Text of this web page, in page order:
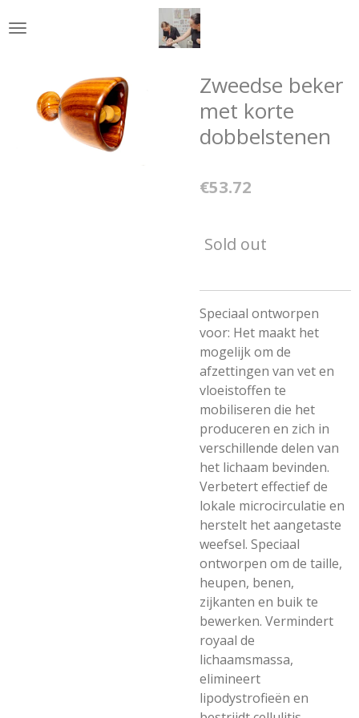
to
Zweedse beker
met korte
dobbelstenen
€53.72
Sold out
Speciaal ontworpen
voor: Het maakt het
mogelijk om de
afzettingen van vet en
vloeistoffen te
mobiliseren die het
produceren en zich in
verschillende delen van
het lichaam bevinden.
Verbetert effectief de
lokale microcirculatie en
herstelt het aangetaste
weefsel. Speciaal
ontworpen om de taille,
heupen, benen,
zijkanten en buik te
bewerken. Vermindert
royaal de
lichaamsmassa,
elimineert
lipodystrofieën en